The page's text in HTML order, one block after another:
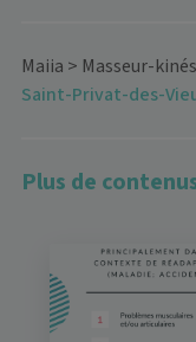
Maiia > Masseur-
Saint-Privat-des-
Plus de